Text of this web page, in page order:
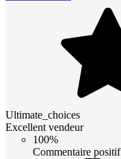
Ultimate_choices
Excellent vendeur
100%
Commentaire positif